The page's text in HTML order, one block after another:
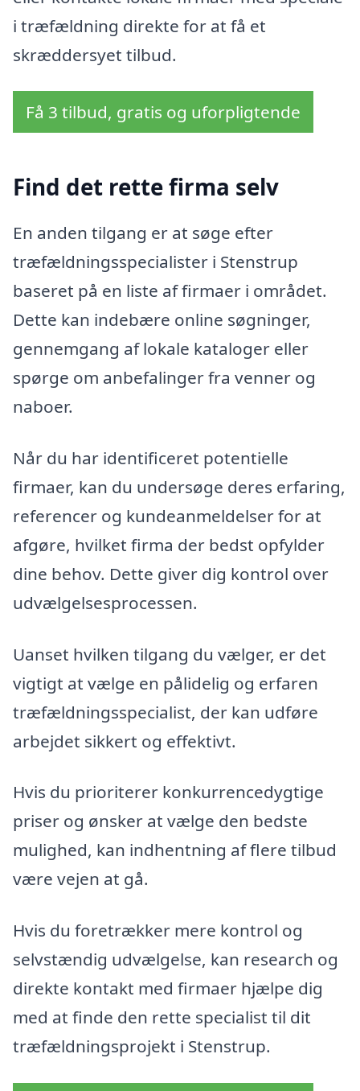
i træfældning direkte for at få et
skræddersyet tilbud.
Få 3 tilbud, gratis og uforpligtende
Find det rette firma selv
En anden tilgang er at søge efter
træfældningsspecialister i Stenstrup
baseret på en liste af firmaer i området.
Dette kan indebære online søgninger,
gennemgang af lokale kataloger eller
spørge om anbefalinger fra venner og
naboer.
Når du har identificeret potentielle
firmaer, kan du undersøge deres erfaring,
referencer og kundeanmeldelser for at
afgøre, hvilket firma der bedst opfylder
dine behov. Dette giver dig kontrol over
udvælgelsesprocessen.
Uanset hvilken tilgang du vælger, er det
vigtigt at vælge en pålidelig og erfaren
træfældningsspecialist, der kan udføre
arbejdet sikkert og effektivt.
Hvis du prioriterer konkurrencedygtige
priser og ønsker at vælge den bedste
mulighed, kan indhentning af flere tilbud
være vejen at gå.
Hvis du foretrækker mere kontrol og
selvstændig udvælgelse, kan research og
direkte kontakt med firmaer hjælpe dig
med at finde den rette specialist til dit
træfældningsprojekt i Stenstrup.